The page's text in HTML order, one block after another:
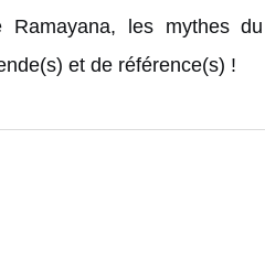
Ramayana, les mythes
et de référence(s) !